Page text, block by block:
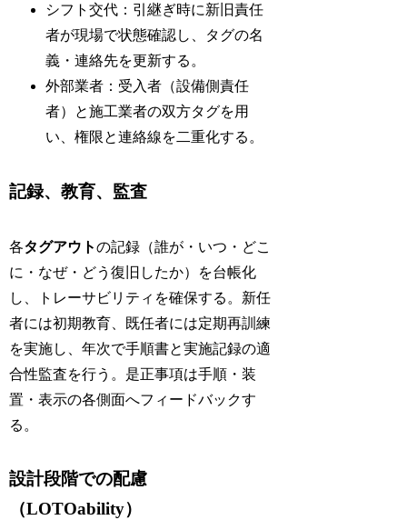
シフト交代：引継ぎ時に新旧責任
者が現場で状態確認し、タグの名
義・連絡先を更新する。
外部業者：受入者（設備側責任
者）と施工業者の双方タグを用
い、権限と連絡線を二重化する。
記録、教育、監査
各タグアウトの記録（誰が・いつ・どこ
に・なぜ・どう復旧したか）を台帳化
し、トレーサビリティを確保する。新任
者には初期教育、既任者には定期再訓練
を実施し、年次で手順書と実施記録の適
合性監査を行う。是正事項は手順・装
置・表示の各側面へフィードバックす
る。
設計段階での配慮
（LOTOability）